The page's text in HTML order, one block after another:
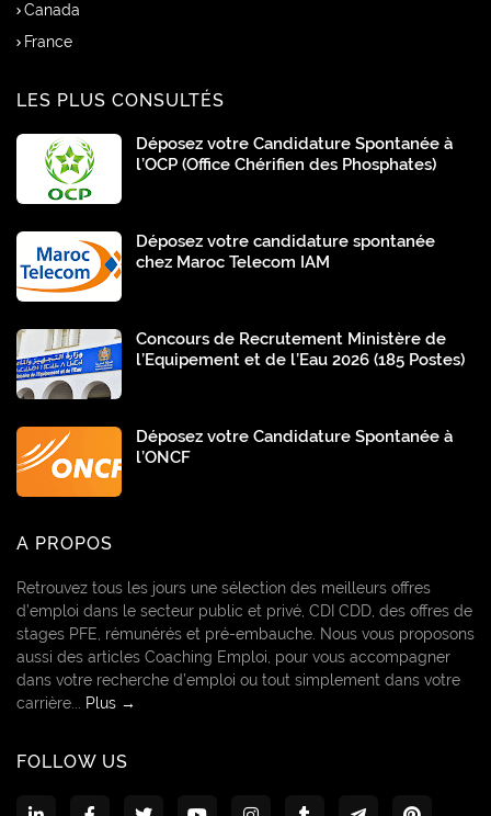
Canada
France
LES PLUS CONSULTÉS
Déposez votre Candidature Spontanée à
l’OCP (Office Chérifien des Phosphates)
Déposez votre candidature spontanée
chez Maroc Telecom IAM
Concours de Recrutement Ministère de
l’Equipement et de l’Eau 2026 (185 Postes)
Déposez votre Candidature Spontanée à
l’ONCF
A PROPOS
Retrouvez tous les jours une sélection des meilleurs offres
d’emploi dans le secteur public et privé, CDI CDD, des offres de
stages PFE, rémunérés et pré-embauche. Nous vous proposons
aussi des articles Coaching Emploi, pour vous accompagner
dans votre recherche d’emploi ou tout simplement dans votre
carrière...
Plus →
FOLLOW US